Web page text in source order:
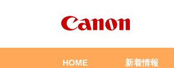
HOME 新着情報